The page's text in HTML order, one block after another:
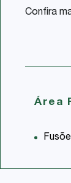
Confira
Área